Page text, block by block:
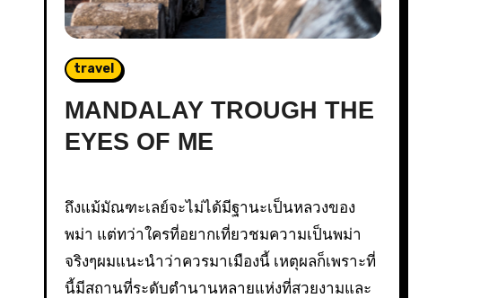
travel
MANDALAY TROUGH THE
EYES OF ME
ถึงแม้มัณฑะเลย์จะไม่ได้มีฐานะเป็นหลวงของ
พม่า แต่ทว่าใครที่อยากเที่ยวชมความเป็นพม่า
จริงๆผมแนะนําว่าควรมาเมืองนี้ เหตุผลก็เพราะที่
นี้มีสถานที่ระดับตํานานหลายแห่งที่สวยงามและ